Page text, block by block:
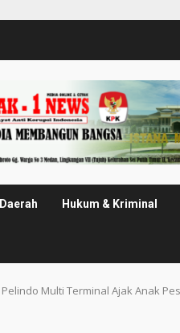
Daerah Hukum & Kriminal
Pelindo Multi Terminal Ajak Anak